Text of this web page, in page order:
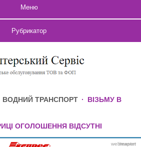
Меню
Рубрикатор
ВОДНИЙ ТРАНСПОРТ ·
ВІЗЬМУ В
ОГОЛОШЕННЯ ВІДСУТНІ
webmaster
itexpert